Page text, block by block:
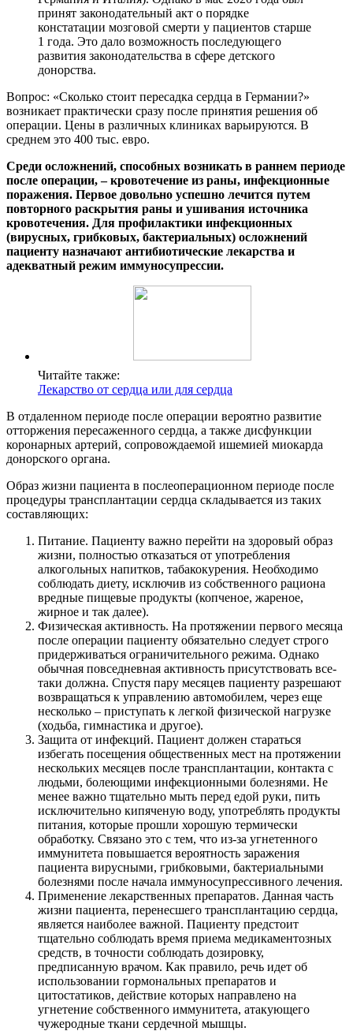
принят законодательный акт о порядке
констатации мозговой смерти у пациентов старше
1 года. Это дало возможность последующего
развития законодательства в сфере детского
донорства.
Вопрос: «Сколько стоит пересадка сердца в Германии?»
возникает практически сразу после принятия решения об
операции. Цены в различных клиниках варьируются. В
среднем это 400 тыс. евро.
Среди осложнений, способных возникать в раннем периоде
после операции, – кровотечение из раны, инфекционные
поражения. Первое довольно успешно лечится путем
повторного раскрытия раны и ушивания источника
кровотечения. Для профилактики инфекционных
(вирусных, грибковых, бактериальных) осложнений
пациенту назначают антибиотические лекарства и
адекватный режим иммуносупрессии.
Читайте также:
Лекарство от сердца или для сердца
В отдаленном периоде после операции вероятно развитие
отторжения пересаженного сердца, а также дисфункции
коронарных артерий, сопровождаемой ишемией миокарда
донорского органа.
Образ жизни пациента в послеоперационном периоде после
процедуры трансплантации сердца складывается из таких
составляющих:
Питание. Пациенту важно перейти на здоровый образ
жизни, полностью отказаться от употребления
алкогольных напитков, табакокурения. Необходимо
соблюдать диету, исключив из собственного рациона
вредные пищевые продукты (копченое, жареное,
жирное и так далее).
Физическая активность. На протяжении первого месяца
после операции пациенту обязательно следует строго
придерживаться ограничительного режима. Однако
обычная повседневная активность присутствовать все-
таки должна. Спустя пару месяцев пациенту разрешают
возвращаться к управлению автомобилем, через еще
несколько – приступать к легкой физической нагрузке
(ходьба, гимнастика и другое).
Защита от инфекций. Пациент должен стараться
избегать посещения общественных мест на протяжении
нескольких месяцев после трансплантации, контакта с
людьми, болеющими инфекционными болезнями. Не
менее важно тщательно мыть перед едой руки, пить
исключительно кипяченую воду, употреблять продукты
питания, которые прошли хорошую термически
обработку. Связано это с тем, что из-за угнетенного
иммунитета повышается вероятность заражения
пациента вирусными, грибковыми, бактериальными
болезнями после начала иммуносупрессивного лечения.
Применение лекарственных препаратов. Данная часть
жизни пациента, перенесшего трансплантацию сердца,
является наиболее важной. Пациенту предстоит
тщательно соблюдать время приема медикаментозных
средств, в точности соблюдать дозировку,
предписанную врачом. Как правило, речь идет об
использовании гормональных препаратов и
цитостатиков, действие которых направлено на
угнетение собственного иммунитета, атакующего
чужеродные ткани сердечной мышцы.